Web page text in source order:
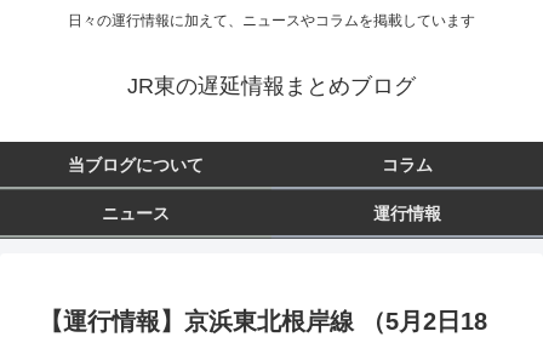
日々の運行情報に加えて、ニュースやコラムを掲載しています
JR東の遅延情報まとめブログ
当ブログについて コラム
ニュース 運行情報
【運行情報】京浜東北根岸線 （5月2日18